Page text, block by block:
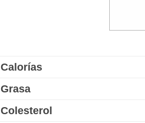
Calorías
Grasa
Colesterol